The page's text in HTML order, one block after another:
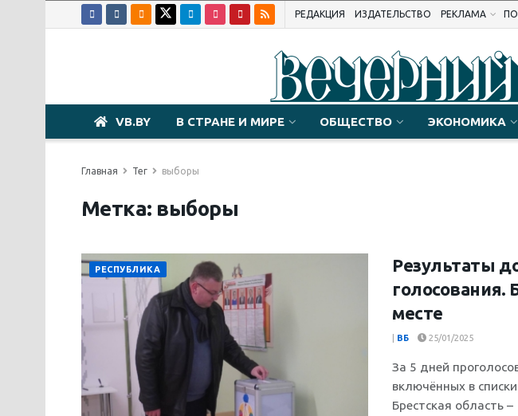
РЕДАКЦИЯ ИЗДАТЕЛЬСТВО РЕКЛАМА
VB.BY В СТРАНЕ И МИРЕ ОБЩЕСТВО ЭКОНОМИКА
Главная Тег выборы
Метка: выборы
РЕСПУБЛИКА
Результаты
голосования.
месте
ВБ 25/01/2025
За 5 дней
включённых в
Брестская область –